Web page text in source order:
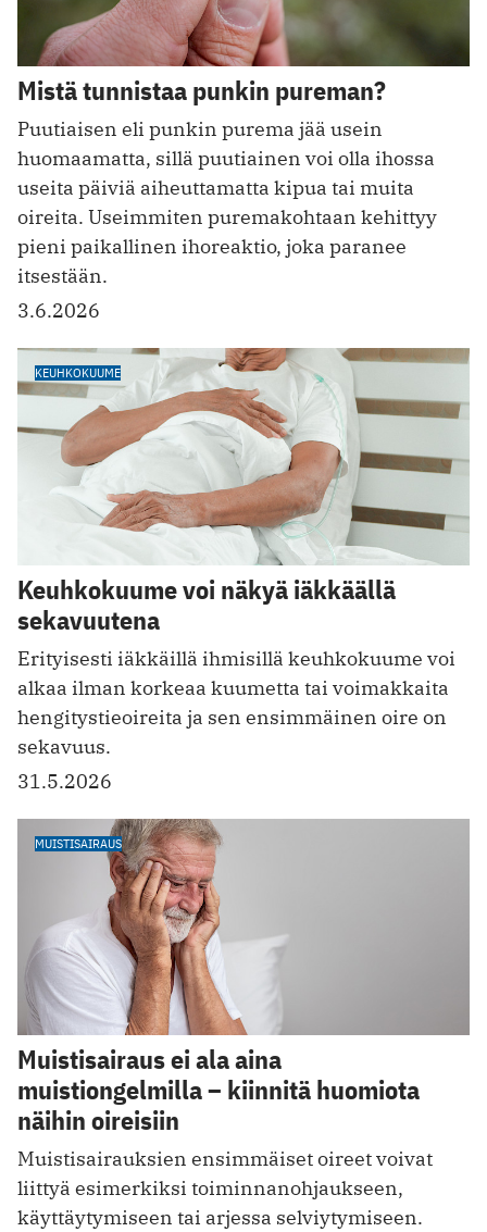
Mistä tunnistaa punkin pureman?
Puutiaisen eli punkin purema jää usein
huomaamatta, sillä puutiainen voi olla ihossa
useita päiviä aiheuttamatta kipua tai muita
oireita. Useimmiten puremakohtaan kehittyy
pieni paikallinen ihoreaktio, joka paranee
itsestään.
3.6.2026
KEUHKOKUUME
Keuhkokuume voi näkyä iäkkäällä
sekavuutena
Erityisesti iäkkäillä ihmisillä keuhkokuume voi
alkaa ilman korkeaa kuumetta tai voimakkaita
hengitystieoireita ja sen ensimmäinen oire on
sekavuus.
31.5.2026
MUISTISAIRAUS
Muistisairaus ei ala aina
muistiongelmilla – kiinnitä huomiota
näihin oireisiin
Muistisairauksien ensimmäiset oireet voivat
liittyä esimerkiksi toiminnanohjaukseen,
käyttäytymiseen tai arjessa selviytymiseen.